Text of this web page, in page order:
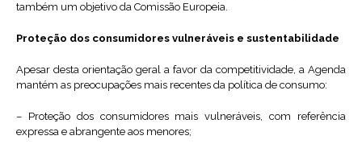
também um objetivo da Comissão Europeia.
Proteção dos consumidores vulneráveis e sustentabilidade
Apesar desta orientação geral a favor da competitividade, a Agenda
mantém as preocupações mais recentes da política de consumo:
– Proteção dos consumidores mais vulneráveis, com referência
expressa e abrangente aos menores;